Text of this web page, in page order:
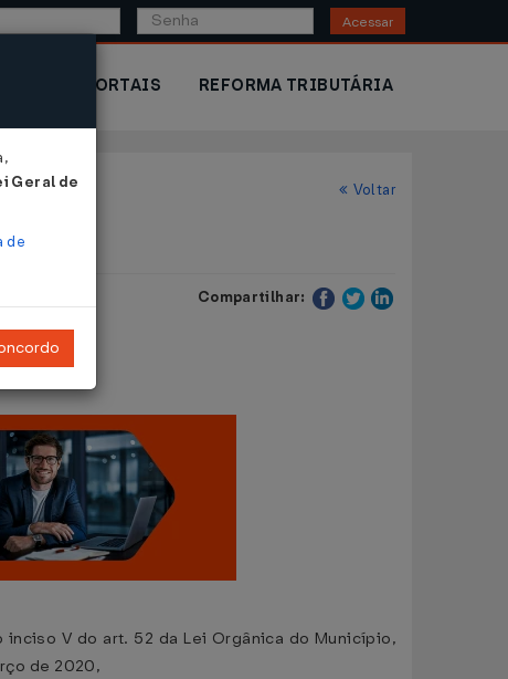
Acessar
PORTAIS REFORMA TRIBUTÁRIA
Voltar
Compartilhar:
V do art. 52 da Lei Orgânica do Município,
de 2020,
Geral de
de